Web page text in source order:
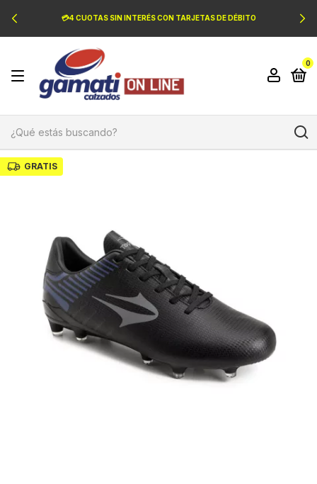
💳4 CUOTAS SIN INTERÉS CON TARJETAS DE DÉBITO
0
GRATIS